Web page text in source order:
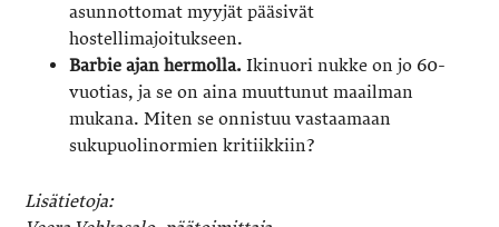
asunnottomat myyjät pääsivät
hostellimajoitukseen.
Barbie ajan hermolla.Ikinuori nukke on jo 60-
vuotias, ja se on aina muuttunut maailman
mukana. Miten se onnistuu vastaamaan
sukupuolinormien kritiikkiin?
Lisätietoja: